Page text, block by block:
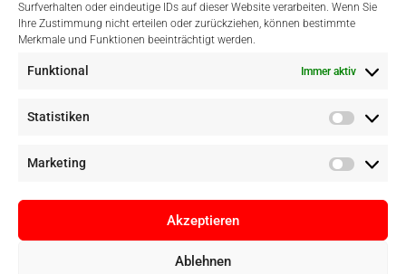
Surfverhalten oder eindeutige IDs auf dieser Website verarbeiten. Wenn Sie
Ihre Zustimmung nicht erteilen oder zurückziehen, können bestimmte
Merkmale und Funktionen beeinträchtigt werden.
Funktional Immer aktiv
Statistiken
Marketing
Akzeptieren
Ablehnen
Einfach Online Bezahlen